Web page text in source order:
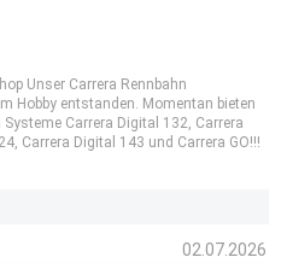
Unser Carrera Rennbahn
Hobby entstanden. Momentan bieten
Carrera Digital 132, Carrera
Carrera Digital 143 und Carrera GO!!!
02.07.2026